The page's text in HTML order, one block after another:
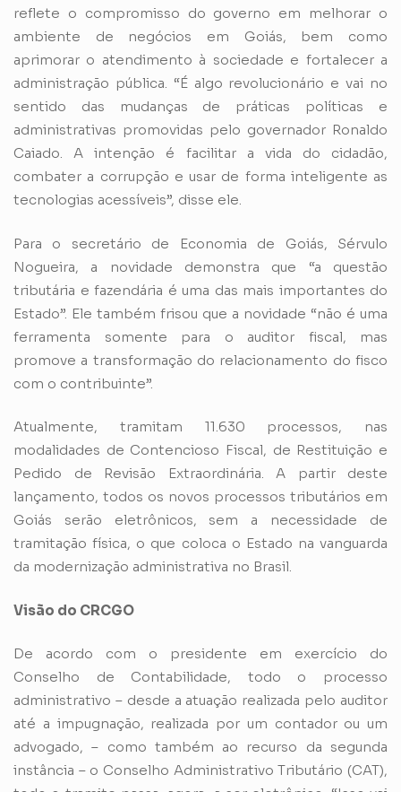
reflete o compromisso do governo em melhorar o
ambiente de negócios em Goiás, bem como
aprimorar o atendimento à sociedade e fortalecer a
administração pública. “É algo revolucionário e vai no
sentido das mudanças de práticas políticas e
administrativas promovidas pelo governador Ronaldo
Caiado. A intenção é facilitar a vida do cidadão,
combater a corrupção e usar de forma inteligente as
tecnologias acessíveis”, disse ele.
Para o secretário de Economia de Goiás, Sérvulo
Nogueira, a novidade demonstra que “a questão
tributária e fazendária é uma das mais importantes do
Estado”. Ele também frisou que a novidade “não é uma
ferramenta somente para o auditor fiscal, mas
promove a transformação do relacionamento do fisco
com o contribuinte”.
Atualmente, tramitam 11.630 processos, nas
modalidades de Contencioso Fiscal, de Restituição e
Pedido de Revisão Extraordinária. A partir deste
lançamento, todos os novos processos tributários em
Goiás serão eletrônicos, sem a necessidade de
tramitação física, o que coloca o Estado na vanguarda
da modernização administrativa no Brasil.
Visão do CRCGO
De acordo com o presidente em exercício do
Conselho de Contabilidade, todo o processo
administrativo – desde a atuação realizada pelo auditor
até a impugnação, realizada por um contador ou um
advogado, – como também ao recurso da segunda
instância – o Conselho Administrativo Tributário (CAT),